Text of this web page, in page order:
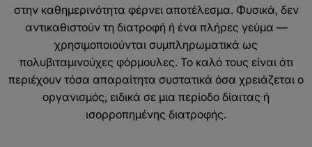
στην καθημερινότητα φέρνει αποτέλεσμα. Φυσικά, δεν
αντικαθιστούν τη διατροφή ή ένα πλήρες γεύμα —
χρησιμοποιούνται συμπληρωματικά ως
πολυβιταμινούχες φόρμουλες. Το καλό τους είναι ότι
περιέχουν τόσα απαραίτητα συστατικά όσα χρειάζεται ο
οργανισμός, ειδικά σε μια περίοδο δίαιτας ή
ισορροπημένης διατροφής.